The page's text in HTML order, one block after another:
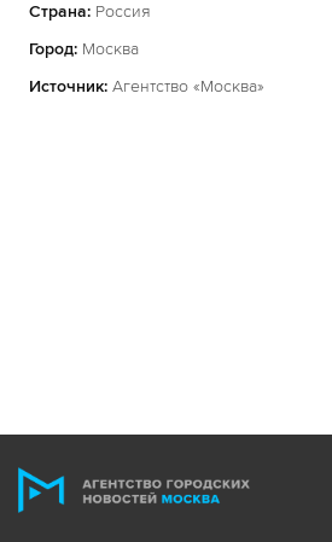
Страна: Россия
Город: Москва
Источник: Агентство «Москва»